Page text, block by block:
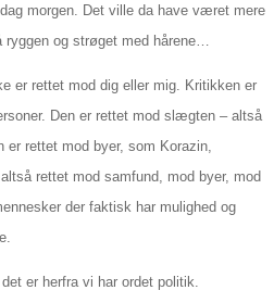
morgen. Det ville da have været mere
og strøget med hårene…
er rettet mod dig eller mig. Kritikken er
Den er rettet mod slægten – altså
er rettet mod byer, som Korazin,
rettet mod samfund, mod byer, mod
der faktisk har mulighed og
er herfra vi har ordet politik.